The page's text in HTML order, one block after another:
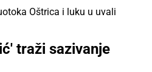
Oštrica i luku u uvali
traži sazivanje